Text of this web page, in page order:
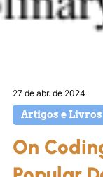
27 de abr. de 2024